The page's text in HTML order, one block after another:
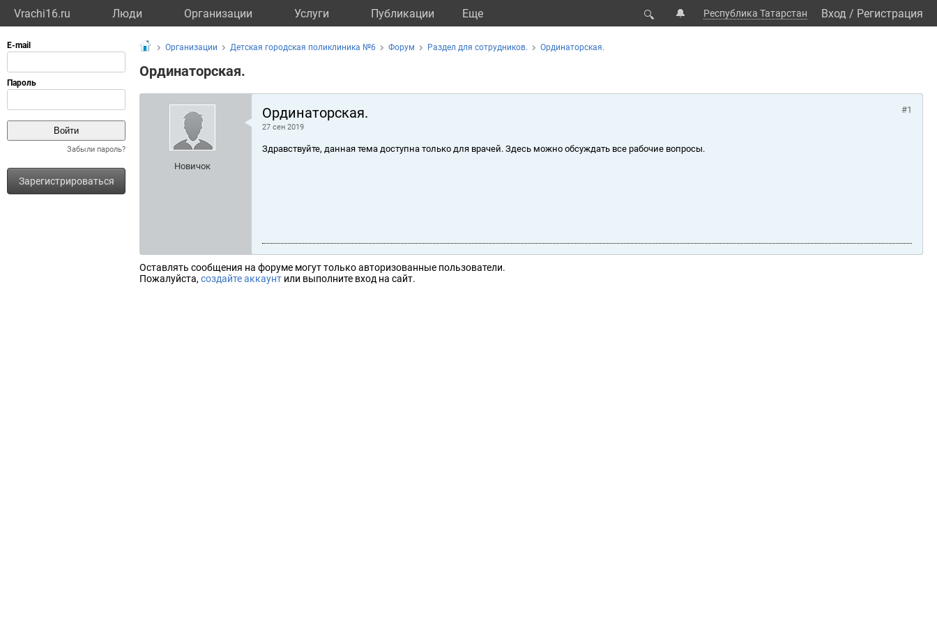
Vrachi16.ru Люди Организации Услуги Публикации Eще 🔍 🔔 Республика Татарстан Вход / Регистрация
Забыли пароль?
Зарегистрироваться
Организации Детская городская поликлиника №6 Форум Раздел для сотрудников. Ординаторская.
Ординаторская.
Новичок
Ординаторская.
27 сен 2019
#1
Здравствуйте, данная тема доступна только для врачей. Здесь можно обсуждать все рабочие вопросы.
Оставлять сообщения на форуме могут только авторизованные пользователи.
Пожалуйста, создайте аккаунт или выполните вход на сайт.